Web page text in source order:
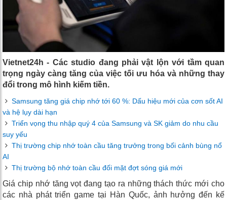
Vietnet24h - Các studio đang phải vật lộn với tầm quan
trọng ngày càng tăng của việc tối ưu hóa và những thay
đổi trong mô hình kiếm tiền.
Samsung tăng giá chip nhớ tới 60 %: Dấu hiệu mới của cơn sốt AI
và hệ lụy dài hạn
Triển vọng thu nhập quý 4 của Samsung và SK giảm do nhu cầu
suy yếu
Thị trường chip nhớ toàn cầu tăng trưởng trong bối cảnh bùng nổ
AI
Thị trường bộ nhớ toàn cầu đối mặt đợt sóng giá mới
Giá chip nhớ tăng vọt đang tạo ra những thách thức mới cho
các nhà phát triển game tại Hàn Quốc, ảnh hưởng đến kế